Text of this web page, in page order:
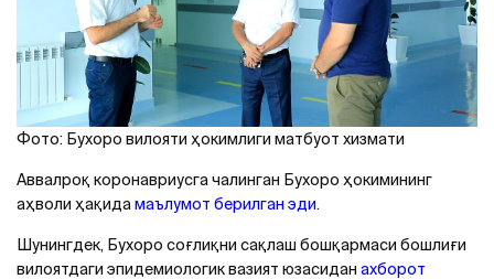
Фото: Бухоро вилояти ҳокимлиги матбуот хизмати
Аввалроқ коронавриусга чалинган Бухоро ҳокимининг
аҳволи ҳақидамаълумот берилган эди.
Шунингдек, Бухоро соғлиқни сақлаш бошқармаси бошлиғи
вилоятдаги эпидемиологик вазият юзасидан ахборот